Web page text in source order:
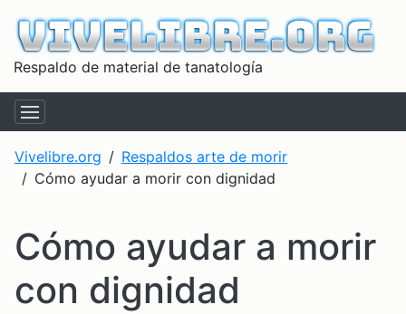
Respaldo de material de tanatología
Vivelibre.org
Respaldos arte de morir
Cómo ayudar a morir con dignidad
Cómo ayudar a morir
con dignidad